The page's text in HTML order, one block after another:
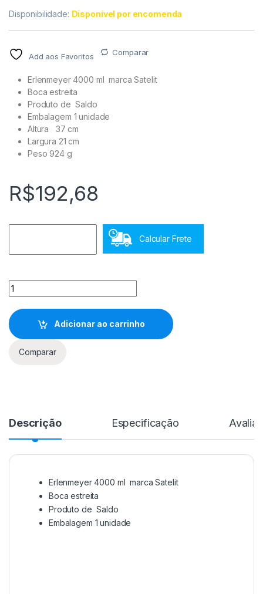
Disponibilidade: Disponível por encomenda
Add aos Favoritos Comparar
Erlenmeyer 4000 ml marca Satelit
Boca estreita
Produto de Saldo
Embalagem 1 unidade
Altura 37 cm
Largura 21 cm
Peso 924 g
R$192,68
Calcular Frete
Erlenmeyer 4000 ml Boca Estreita Satelit quantidade
Adicionar ao carrinho
Comparar
Descrição Especificação
Erlenmeyer 4000 ml marca Satelit
Boca estreita
Produto de Saldo
Embalagem 1 unidade